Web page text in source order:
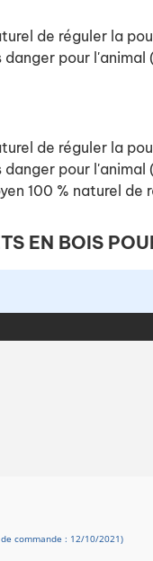
de réguler la
pour l'animal
de réguler la
pour l'animal
100 % naturel
EN BOIS
commande : 12/10/2021)